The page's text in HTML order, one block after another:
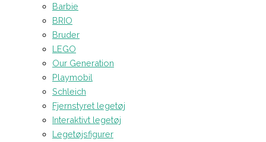
Barbie
BRIO
Bruder
LEGO
Our Generation
Playmobil
Schleich
Fjernstyret legetøj
Interaktivt legetøj
Legetøjsfigurer